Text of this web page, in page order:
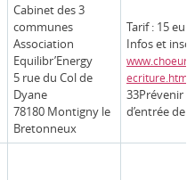
Cabinet des 3
communes
Association
Equilibr’Energy
5 rue du Col de
Dyane
78180 Montigny le
Bretonneux
Tarif : 15
Infos et
ecriture.html
33Prévenir
d’entrée de